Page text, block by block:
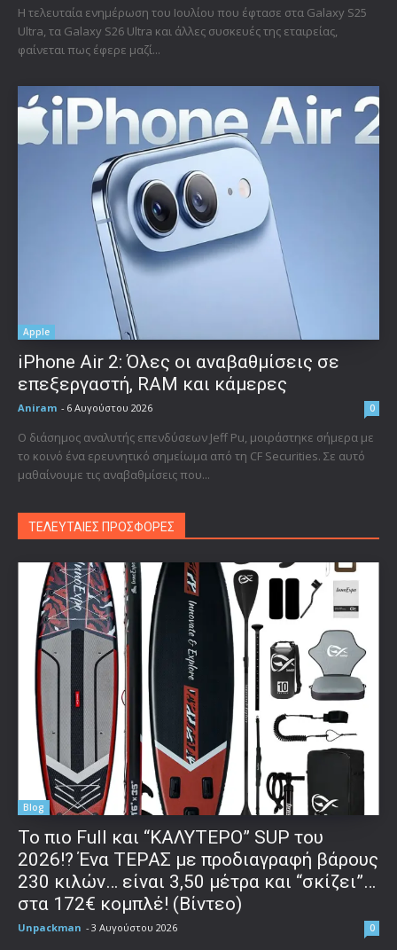
Η τελευταία ενημέρωση του Ιουλίου που έφτασε στα Galaxy S25
Ultra, τα Galaxy S26 Ultra και άλλες συσκευές της εταιρείας,
φαίνεται πως έφερε μαζί...
Apple
iPhone Air 2: Όλες οι αναβαθμίσεις σε
επεξεργαστή, RAM και κάμερες
Aniram - 6 Αυγούστου 2026 0
Ο διάσημος αναλυτής επενδύσεων Jeff Pu, μοιράστηκε σήμερα με
το κοινό ένα ερευνητικό σημείωμα από τη CF Securities. Σε αυτό
μαθαίνουμε τις αναβαθμίσεις που...
ΤΕΛΕΥΤΑΙΕΣ ΠΡΟΣΦΟΡΕΣ
Blog
To πιο Full και “ΚΑΛΥΤΕΡΟ” SUP του
2026!? Ένα ΤΕΡΑΣ με προδιαγραφή βάρους
230 κιλών… είναι 3,50 μέτρα και “σκίζει”…
στα 172€ κομπλέ! (Βίντεο)
Unpackman - 3 Αυγούστου 2026 0